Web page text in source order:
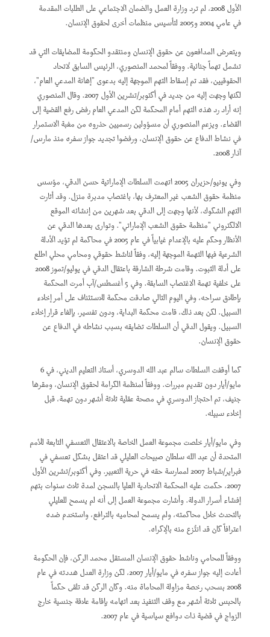
الأول 2008، لم ترد وزارة العمل والضمان الاجتماعي على الطلبات المقدمة
في عامي 2004 و2005 لتأسيس منظمات أخرى لحقوق الإنسان.
ويتعرض المدافعون عن حقوق الإنسان ومنتقدو الحكومة للمضايقات التي قد
تشمل تهماً جنائية. ووفقاً لمحمد المنصوري، الرئيس السابق لاتحاد
الحقوقيين، فقد تم إسقاط التهم الموجهة إليه بدعوى "إهانة المدعي العام"،
لكنها وجهت إليه من جديد في أكتوبر/تشرين الأول 2007. وقال المنصوري
إنه أراد رد هذه التهم أمام المحكمة لكن المدعي العام رفض رفع القضية إلى
القضاء. ويزعم المنصوري أن مسؤولين رسميين حذروه من مغبة الاستمرار
في نشاط الدفاع عن حقوق الإنسان، ورفضوا تجديد جواز سفره منذ مارس/
آذار 2008.
وفي يونيو/حزيران 2005 اتهمت السلطات الإماراتية حسن الدقي، مؤسس
منظمة حقوق الشعب غير المعترف بها، باغتصاب مدبرة منزل. وقد أثارت
التهم الشكوك، لأنها وجهت إلى الدقي بعد شهرين من إنشائه الموقع
الالكتروني "منظمة حقوق الشعب الإماراتي". وتوارى بعدها الدقي عن
الأنظار وحكم عليه بالإعدام غيابياً في عام 2005 في محاكمة لم تؤيد الأدلة
الشرعية فيها التهمة الموجهة إليه، وفقاً لناشط حقوقي ومحامي محلي اطلع
على أدلة الثبوت. وقامت شرطة الشارقة باعتقال الدقي في يوليو/تموز 2008
على خلفية تهمة الاغتصاب السابقة. وفي 5 أغسطس/آب أمرت المحكمة
بإطلاق سراحه، وفي اليوم التالي صادقت محكمة للاستئناف على أمر إخلاء
السبيل. لكن بعد ذلك، قامت محكمة البداية، ودون تفسير، بإلغاء قرار إخلاء
السبيل. ويقول الدقي أن السلطات تضايقه بسبب نشاطه في الدفاع عن
حقوق الإنسان.
كما أوقفت السلطات سالم عبد الله الدوسري، أستاذ التعليم الديني، في 6
مايو/أيار دون تقديم مبررات. ووفقاً لمنظمة الكرامة لحقوق الإنسان، ومقرها
جنيف، تم احتجاز الدوسري في مصحة عقلية ثلاثة أشهر دون تهمة، قبل
إخلاء سبيله.
وفي مايو/أيار خلصت مجموعة العمل الخاصة بالاعتقال التعسفي التابعة للأمم
المتحدة أن عبد الله سلطان صبيحات العليلي قد اعتقل بشكل تعسفي في
فبراير/شباط 2007 لممارسة حقه في حرية التعبير. وفي أكتوبر/تشرين الأول
2007، حكمت عليه المحكمة الاتحادية العليا بالسجن لمدة ثلاث سنوات بتهم
إفشاء أسرار الدولة. وأشارت مجموعة العمل إلى أنه لم يسمح للعليلي
بالتحدث خلال محاكمته، ولم يسمح لمحاميه بالترافع، واستخدم ضده
اعترافاً كان قد انتُزع منه بالإكراه.
ووفقاً للمحامي وناشط حقوق الإنسان المستقل محمد الركن، فإن الحكومة
أعادت إليه جواز سفره في مايو/أيار 2007، لكن وزارة العدل هددته في عام
2008 بسحب رخصة مزاولة المحاماة منه. وكان الركن قد تلقى حكماً
بالحبس ثلاثة أشهر مع وقف التنفيذ بعد اتهامه بإقامة علاقة جنسية خارج
الزواج في قضية ذات دوافع سياسية في عام 2007.